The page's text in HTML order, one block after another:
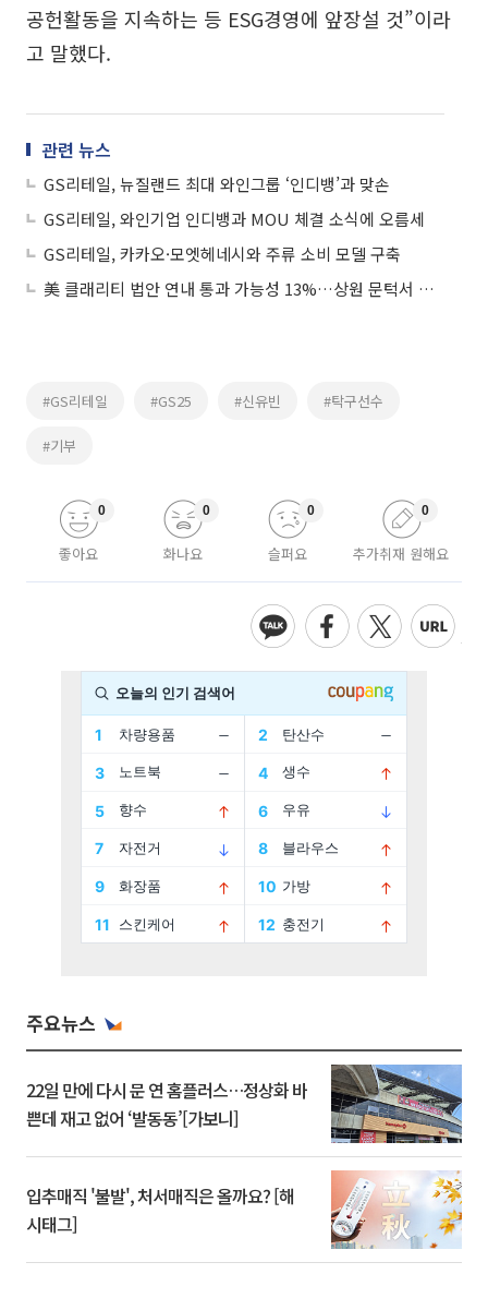
공헌활동을 지속하는 등 ESG경영에 앞장설 것”이라
고 말했다.
관련 뉴스
GS리테일, 뉴질랜드 최대 와인그룹 ‘인디뱅’과 맞손
GS리테일, 와인기업 인디뱅과 MOU 체결 소식에 오름세
GS리테일, 카카오·모엣헤네시와 주류 소비 모델 구축
美 클래리티 법안 연내 통과 가능성 13%…상원 문턱서 제동
#GS리테일 #GS25 #신유빈 #탁구선수
#기부
좋아요
0
화나요
0
슬퍼요
0
추가취재 원해요
0
주요뉴스
22일 만에 다시 문 연 홈플러스…정상화 바
쁜데 재고 없어 ‘발동동’[가보니]
입추매직 '불발', 처서매직은 올까요? [해
시태그]